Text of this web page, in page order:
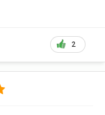
2